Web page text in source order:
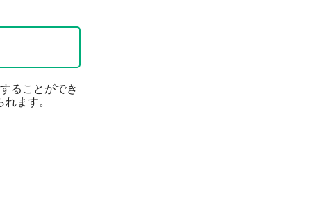
ることができ
ます。